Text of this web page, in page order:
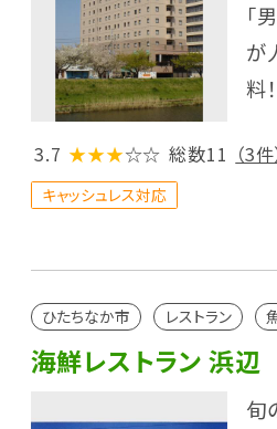
「
が
料！
3.7 ★★★☆☆ 総数11 （3件
キャッシュレス対応
ひたちなか市 レストラン
海鮮レストラン 浜辺
旬